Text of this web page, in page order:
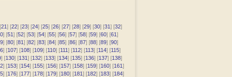
21] [22] [23] [24] [25] [26] [27] [28] [29] [30] [31] [32]
] [51] [52] [53] [54] [55] [56] [57] [58] [59] [60] [61]
] [80] [81] [82] [83] [84] [85] [86] [87] [88] [89] [90]
] [107] [108] [109] [110] [111] [112] [113] [114] [115]
] [130] [131] [132] [133] [134] [135] [136] [137] [138]
] [153] [154] [155] [156] [157] [158] [159] [160] [161]
] [176] [177] [178] [179] [180] [181] [182] [183] [184]